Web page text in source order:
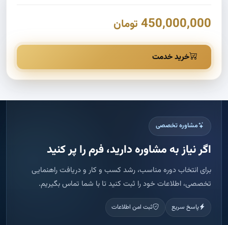
450,000,000 تومان
خرید خدمت
مشاوره تخصصی
اگر نیاز به مشاوره دارید، فرم را پر کنید
برای انتخاب دوره مناسب، رشد کسب و کار و دریافت راهنمایی
تخصصی، اطلاعات خود را ثبت کنید تا با شما تماس بگیریم.
پاسخ سریع ثبت امن اطلاعات